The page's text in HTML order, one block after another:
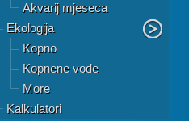
Akvarij mjeseca
Ekologija
Kopno
Kopnene vode
More
Kalkulatori